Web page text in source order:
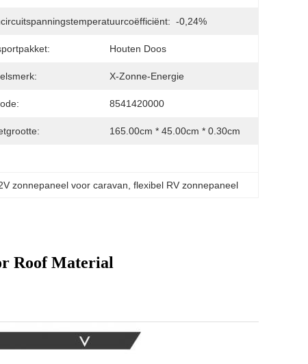
-0,24%
Houten Doos
X-Zonne-Energie
8541420000
165.00cm * 45.00cm * 0.30cm
zonnepaneel voor caravan , flexibel RV zonnepaneel
Roof Material